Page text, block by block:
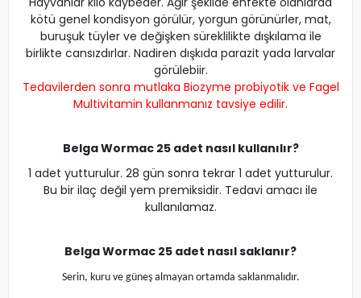
kötü genel kondisyon görülür, yorgun görünürler, mat,
buruşuk tüyler ve değişken süreklilikte dışkılama ile
birlikte cansızdırlar. Nadiren dışkıda parazit yada larvalar
görülebiir.
Tedavilerden sonra mutlaka Biozyme probiyotikve Fagel
Multivitamin kullanmanız tavsiye edilir.
Belga Wormac 25 adet nasıl kullanılır?
1 adet yutturulur. 28 gün sonra tekrar 1 adet yutturulur.
Bu bir ilaç değil yem premiksidir. Tedavi amacı ile
kullanılamaz.
Belga Wormac 25 adet nasıl saklanır?
Serin, kuru ve güneş almayan ortamda saklanmalıdır.